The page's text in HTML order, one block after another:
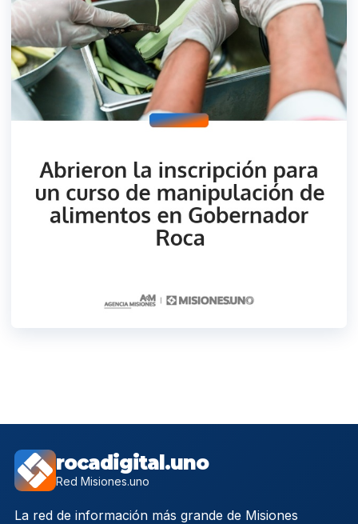
rocadigital.uno
Red Misiones.uno
La red de información más grande de Misiones